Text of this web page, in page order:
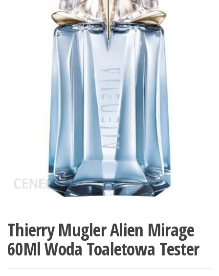
Thierry Mugler Alien Mirage
60Ml Woda Toaletowa Tester